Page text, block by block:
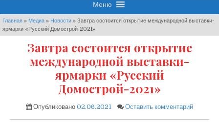
Меню
Главная » Медиа » Новости » Завтра состоится открытие международной выставки-
ярмарки «Русский Домострой-2021»
Завтра состоится открытие
международной выставки-
ярмарки «Русский
Домострой-2021»
Опубликовано 02.06.2021 Оставить комментарийon